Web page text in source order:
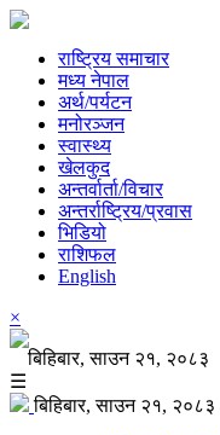
राष्ट्रिय समाचार
मध्य नेपाल
अर्थ/पर्यटन
मनोरञ्जन
स्वास्थ्य
खेलकुद
अन्तर्वार्ता/विचार
अन्तर्राष्ट्रिय/प्रवास
भिडियो
राशिफल
English
×
बिहिबार, साउन २१, २०८३
☰
बिहिबार, साउन २१, २०८३